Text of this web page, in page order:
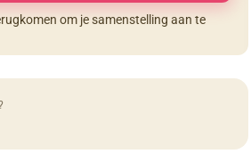
om je samenstelling aan te